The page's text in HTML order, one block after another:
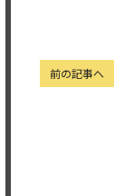
前の記事へ